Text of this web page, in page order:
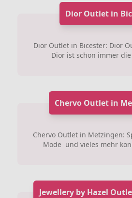
Dior Outlet in
Dior Outlet in Bicester: Dior
Dior ist schon immer
Chervo Outlet in
Chervo Outlet in Metzingen:
Mode und vieles mehr
Jewellery by Hazel